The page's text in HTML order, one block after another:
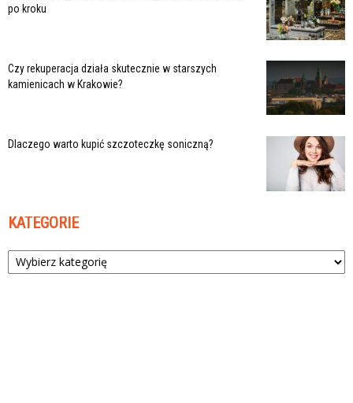
po kroku
Czy rekuperacja działa skutecznie w starszych
kamienicach w Krakowie?
Dlaczego warto kupić szczoteczkę soniczną?
KATEGORIE
Kategorie